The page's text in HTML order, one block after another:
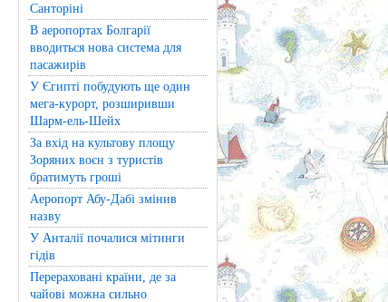
Санторіні
В аеропортах Болгарії
вводиться нова система для
пасажирів
У Єгипті побудують ще один
мега-курорт, розширивши
Шарм-ель-Шейх
За вхід на культову площу
Зоряних воєн з туристів
братимуть гроші
Аеропорт Абу-Дабі змінив
назву
У Анталії почалися мітинги
гідів
Перераховані країни, де за
чайові можна сильно